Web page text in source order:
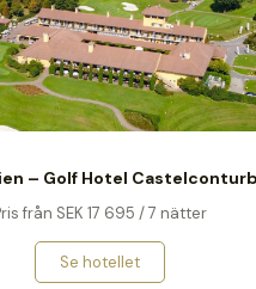
– Golf Hotel
från SEK 17 695 / 7 nätter
Se hotellet